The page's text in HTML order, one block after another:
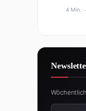
4 Min. ·